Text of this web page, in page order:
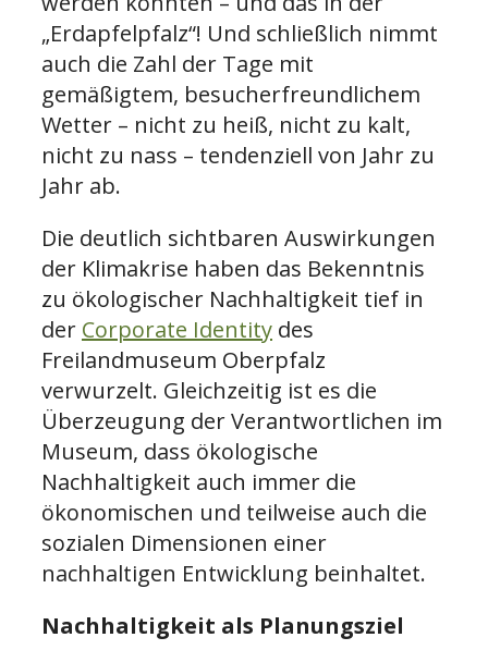
„Erdapfelpfalz“! Und schließlich nimmt
auch die Zahl der Tage mit
gemäßigtem, besucherfreundlichem
Wetter – nicht zu heiß, nicht zu kalt,
nicht zu nass – tendenziell von Jahr zu
Jahr ab.
Die deutlich sichtbaren Auswirkungen
der Klimakrise haben das Bekenntnis
zu ökologischer Nachhaltigkeit tief in
der Corporate Identity des
Freilandmuseum Oberpfalz
verwurzelt. Gleichzeitig ist es die
Überzeugung der Verantwortlichen im
Museum, dass ökologische
Nachhaltigkeit auch immer die
ökonomischen und teilweise auch die
sozialen Dimensionen einer
nachhaltigen Entwicklung beinhaltet.
Nachhaltigkeit als Planungsziel